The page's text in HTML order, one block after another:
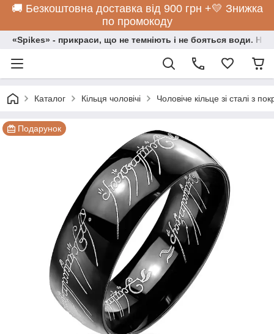
🚚 Безкоштовна доставка від 900 грн +💛 Знижка
по промокоду
«Spikes» - прикраси, що не темніють і не бояться води.
Каталог Кільця чоловічі Чоловіче кільце зі сталі з
Подарунок